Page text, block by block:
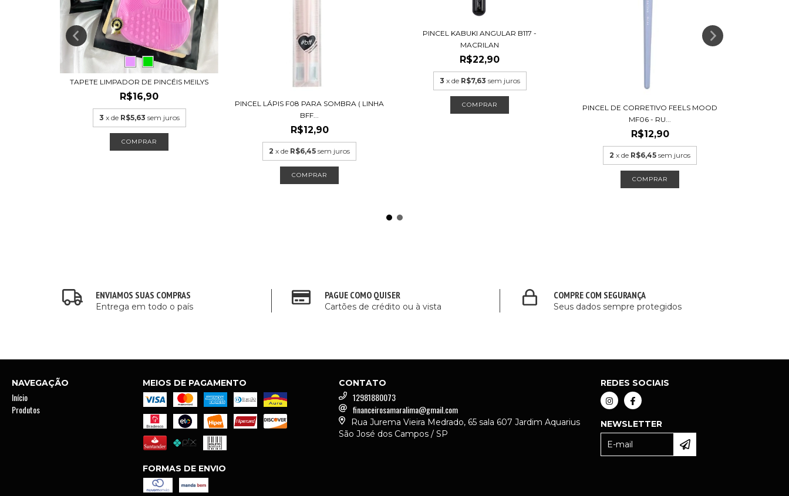
TAPETE LIMPADOR DE PINCÉIS MEILYS
R$16,90
3 x de R$5,63 sem juros
COMPRAR
PINCEL LÁPIS F08 PARA SOMBRA ( LINHA
BFF...
R$12,90
2 x de R$6,45 sem juros
PINCEL KABUKI ANGULAR B117 -
MACRILAN
R$22,90
3 x de R$7,63 sem juros
PINCEL DE CORRETIVO FEELS MOOD
MF06 - RU...
R$12,90
2 x de R$6,45 sem juros
ENVIAMOS SUAS COMPRAS
Entrega em todo o país
PAGUE COMO QUISER
Cartões de crédito ou à vista
COMPRE COM SEGURANÇA
Seus dados sempre protegidos
NAVEGAÇÃO
Início
Produtos
MEIOS DE PAGAMENTO
FORMAS DE ENVIO
CONTATO
12981880073
financeirosamaralima@gmail.com
Rua Jurema Vieira Medrado, 65 sala 607 Jardim Aquarius
São José dos Campos / SP
REDES SOCIAIS
NEWSLETTER